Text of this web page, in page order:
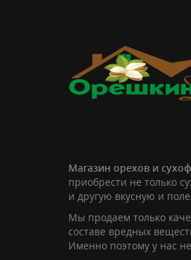
Магазин орехов и
приобрести не только
и другую вкусную и
Мы продаем только
составе вредных
Именно поэтому у нас